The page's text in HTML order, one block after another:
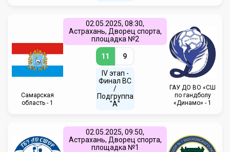
Самарская
область - 1
02.05.2025, 08:30,
Астрахань, Дворец спорта,
площадка №2
11 9
IV этап -
Финал ВС
/
Подгруппа
"А"
ГАУ ДО ВО «СШ
по гандболу
«Динамо» - 1
02.05.2025, 09:50,
Астрахань, Дворец спорта,
площадка №1